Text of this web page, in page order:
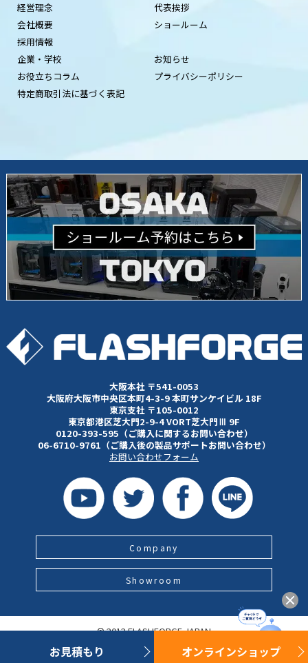
経営理念
代表挨拶
会社概要
ショールーム
採用情報
企業・学校
お知らせ
お役立ちコラム
プライバシーポリシー
特定商取引法に基づく表記
大阪本社 〒541-0053
大阪府大阪市中央区本町4-3-9 本町サンケイビル 18F
東京支社 〒105-0012
東京都港区芝大門2-9-4 VORT芝大門Ⅲ 9F
0120-393-595（ご購入に関するお問い合わせ）
06-6710-9761（ご購入後の製品サポートお問い合わせ）
お問い合わせフォーム
© 2012 FLASHFORGE JAPAN
Company
Showroom
お見積もり オンラインショップ